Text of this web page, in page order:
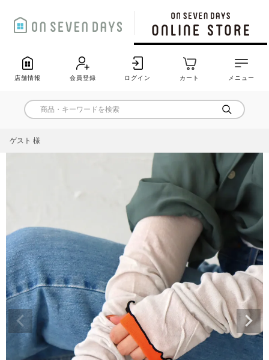
店舗情報 会員登録 ログイン カート メニュー
ゲスト 様